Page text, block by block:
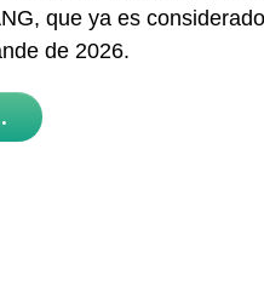
que ya es considerado
de 2026.